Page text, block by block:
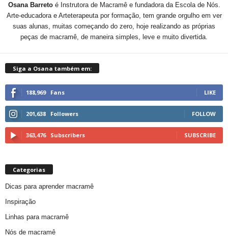
Osana Barretoé Instrutora de Macramê e fundadora da Escola de Nós.
Arte-educadora e Arteterapeuta por formação, tem grande orgulho em ver
suas alunas, muitas começando do zero, hoje realizando as próprias
peças de macramê, de maneira simples, leve e muito divertida.
Siga a Osana também em:
188,969 Fans LIKE
201,638 Followers FOLLOW
363,476 Subscribers SUBSCRIBE
Categorias
Dicas para aprender macramê
Inspiração
Linhas para macramê
Nós de macramê